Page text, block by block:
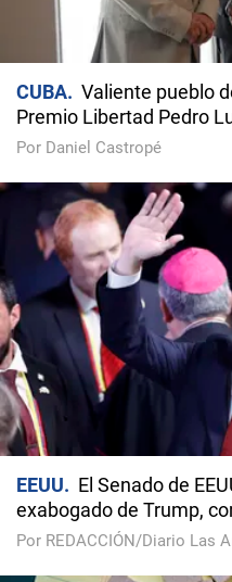
CUBA
Valiente pueblo
Premio Libertad Pedro
Por Daniel Castropé
EEUU
El Senado de
exabogado de Trump,
Por REDACCIÓN/Diario Las